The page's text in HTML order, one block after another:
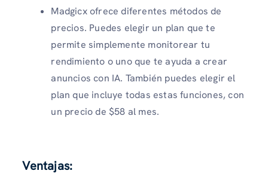
Madgicx ofrece diferentes métodos de
precios. Puedes elegir un plan que te
permite simplemente monitorear tu
rendimiento o uno que te ayuda a crear
anuncios con IA. También puedes elegir el
plan que incluye todas estas funciones, con
un precio de $58 al mes.
Ventajas: